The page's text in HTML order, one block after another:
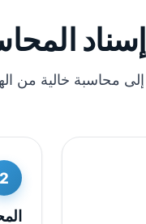
إسناد
إلى محاسبة خالية من الهموم
2